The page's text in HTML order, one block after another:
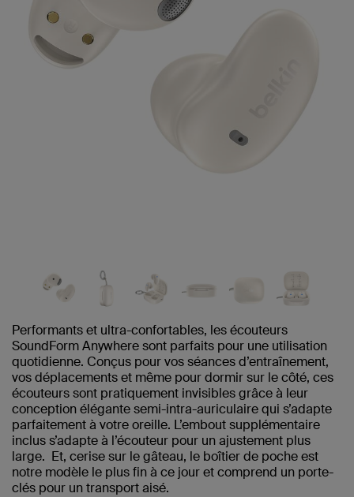
même
Performants et ultra-confortables, les écouteurs
SoundForm Anywhere sont parfaits pour une utilisation
quotidienne. Conçus pour vos séances d’entraînement,
vos déplacements et même pour dormir sur le côté, ces
écouteurs sont pratiquement invisibles grâce à leur
conception élégante semi-intra-auriculaire qui s’adapte
parfaitement à votre oreille. L’embout supplémentaire
inclus s’adapte à l’écouteur pour un ajustement plus
large. Et, cerise sur le gâteau, le boîtier de poche est
notre modèle le plus fin à ce jour et comprend un porte-
clés pour un transport aisé.